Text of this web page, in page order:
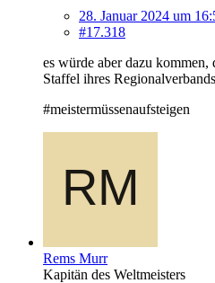
28. Januar 2024 um
#17.318
es würde aber dazu kommen,
Staffel ihres
#meistermüssenaufsteigen
Rems Murr
Kapitän des Weltmeisters